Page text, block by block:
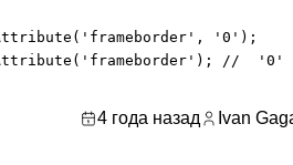
'0');
//  '0'
4 года назад Ivan